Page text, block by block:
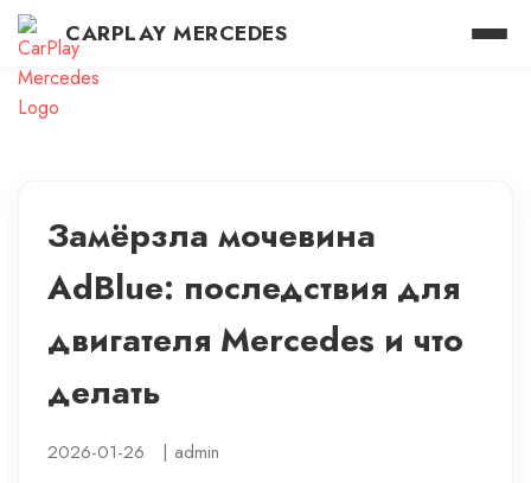
CARPLAY MERCEDES
Замёрзла мочевина
AdBlue: последствия для
двигателя Mercedes и что
делать
2026-01-26 | admin